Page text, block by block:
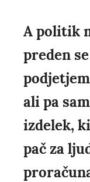
A politik
preden
ali pa
izdelek,
pač za